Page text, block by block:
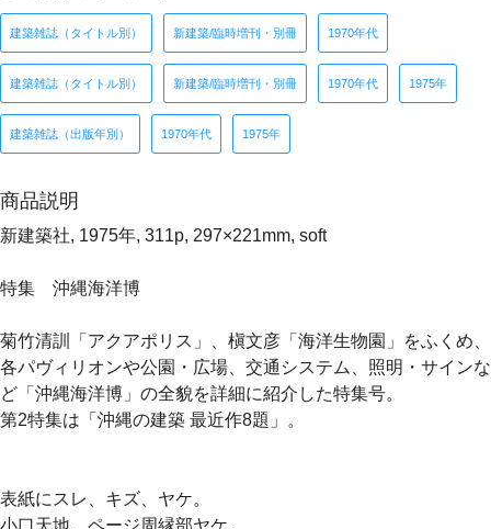
建築雑誌（タイトル別） 新建築/臨時増刊・別冊 1970年代
建築雑誌（タイトル別） 新建築/臨時増刊・別冊 1970年代 1975年
建築雑誌（出版年別） 1970年代 1975年
商品説明
新建築社, 1975年, 311p, 297×221mm, soft
特集 沖縄海洋博
菊竹清訓「アクアポリス」、槇文彦「海洋生物園」をふくめ、
各パヴィリオンや公園・広場、交通システム、照明・サインな
ど「沖縄海洋博」の全貌を詳細に紹介した特集号。
第2特集は「沖縄の建築 最近作8題」。
表紙にスレ、キズ、ヤケ。
小口天地、ページ周縁部ヤケ。